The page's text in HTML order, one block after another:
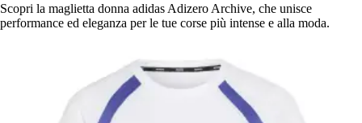
Scopri la maglietta donna adidas Adizero Archive, che unisce
performance ed eleganza per le tue corse più intense e alla moda.